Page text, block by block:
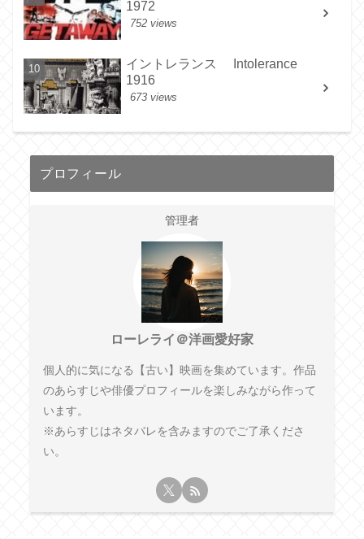
1972
752 views
イントレランス Intolerance
1916
673 views
プロフィール
管理者
ローレライ＠洋画愛好家
個人的に気になる【古い】映画を集めています。作品
のあらすじや俳優プロフィールを楽しみながら作って
います。
※あらすじはネタバレを含みますのでご了承くださ
い。